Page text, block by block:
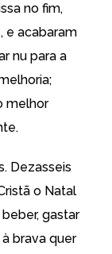
no fim,
e acabaram
nu para a
melhor
Dezasseis
o Natal
gastar
brava quer